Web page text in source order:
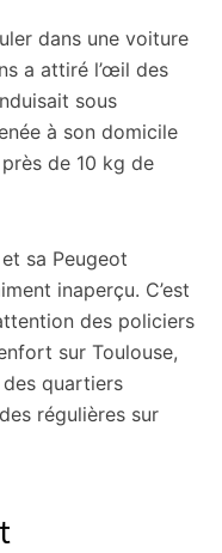
dans une voiture
a attiré l’œil des
sous
à son domicile
de 10 kg de
sa Peugeot
inaperçu. C’est
des policiers
sur Toulouse,
quartiers
régulières sur